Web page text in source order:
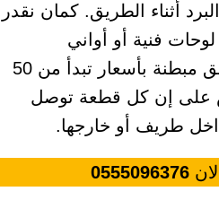
أثناء الطريق. كمان نقدر
فنية أو أواني
كريستال باستخدام صناديق مبطنة بأسعار تبدأ من 50
على إن كل قطعة توصل
طريف أو خارجها.
0555096376